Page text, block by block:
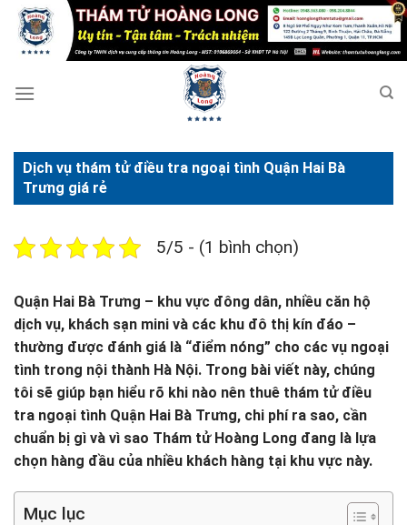
qua
Dịch vụ thám tử điều tra ngoại tình Quận Hai Bà
Trưng giá rẻ
5/5 - (1 bình chọn)
Quận Hai Bà Trưng – khu vực đông dân, nhiều căn hộ
dịch vụ, khách sạn mini và các khu đô thị kín đáo –
thường được đánh giá là “điểm nóng” cho các vụ ngoại
tình trong nội thành Hà Nội. Trong bài viết này, chúng
tôi sẽ giúp bạn hiểu rõ khi nào nên thuê thám tử điều
tra ngoại tình Quận Hai Bà Trưng, chi phí ra sao, cần
chuẩn bị gì và vì sao Thám tử Hoàng Long đang là lựa
chọn hàng đầu của nhiều khách hàng tại khu vực này.
Mục lục